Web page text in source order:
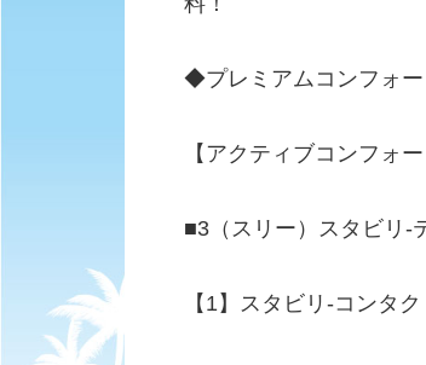
◆プレミアムコンフォー
【アクティブコンフォ
■3（スリー）スタビリ-
【1】スタビリ-コンタ